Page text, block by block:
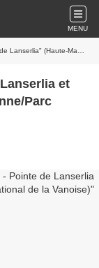
MENU
Parc National de la Vanoise)
et
Parc